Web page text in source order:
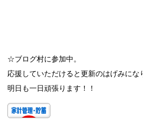
☆ブログ村に参加中。
応援していただけると更新のはげみにな
明日も一日頑張ります！！